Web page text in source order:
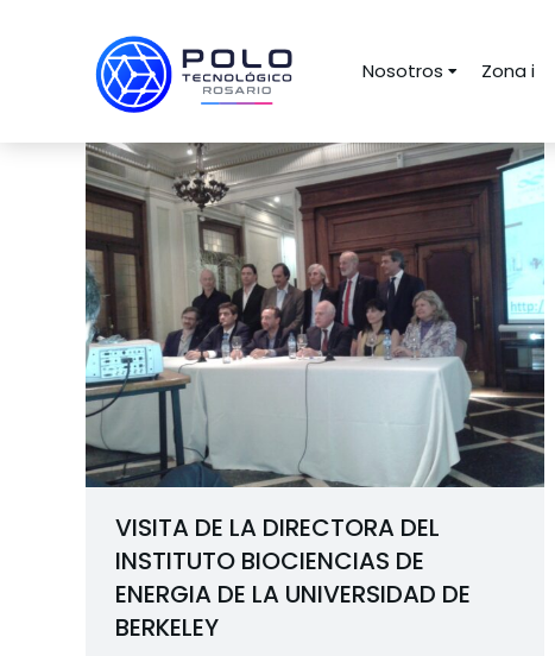
Nosotros Zona i
VISITA DE LA DIRECTORA DEL
INSTITUTO BIOCIENCIAS DE
ENERGIA DE LA UNIVERSIDAD DE
BERKELEY